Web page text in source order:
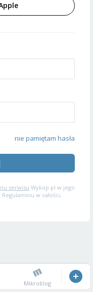
nie pamiętam hasła
serwisu Wykop.pl w jego
w całości,
Mikroblog